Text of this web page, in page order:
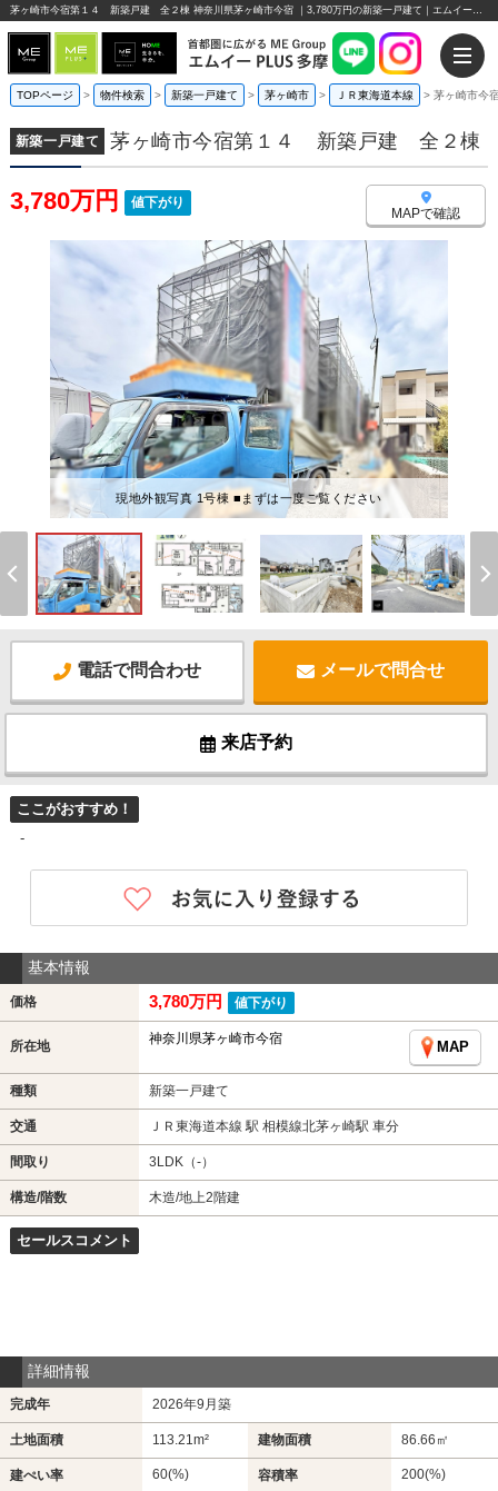
茅ヶ崎市今宿第１４ 新築戸建 全２棟 神奈川県茅ヶ崎市今宿 ｜3,780万円の新築一戸建て｜エムイーPLUS多摩
TOPページ > 物件検索 > 新築一戸建て > 茅ヶ崎市 > ＪＲ東海道本線 > 茅ヶ崎市今
新築一戸建て 茅ヶ崎市今宿第１４ 新築戸建 全２棟
3,780万円 値下がり
MAPで確認
現地外観写真 1号棟 ■まずは一度ご覧ください
電話で問合わせ メールで問合せ
来店予約
ここがおすすめ！
-
基本情報
価格 3,780万円 値下がり
所在地 神奈川県茅ヶ崎市今宿
MAP
種類 新築一戸建て
交通 ＪＲ東海道本線 駅 相模線北茅ヶ崎駅 車分
間取り 3LDK（-）
構造/階数 木造/地上2階建
セールスコメント
詳細情報
完成年 2026年9月築
土地面積 113.21m² 建物面積 86.66㎡
建ぺい率 60(%) 容積率 200(%)